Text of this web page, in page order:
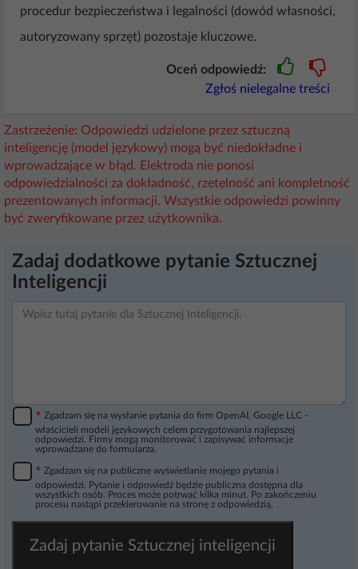
procedur bezpieczeństwa i legalności (dowód własności,
autoryzowany sprzęt) pozostaje kluczowe.
Oceń odpowiedź:
Zgłoś nielegalne treści
Zastrzeżenie: Odpowiedzi udzielone przez sztuczną
inteligencję (model językowy) mogą być niedokładne i
wprowadzające w błąd. Elektroda nie ponosi
odpowiedzialności za dokładność, rzetelność ani kompletność
prezentowanych informacji. Wszystkie odpowiedzi powinny
być zweryfikowane przez użytkownika.
Zadaj dodatkowe pytanie Sztucznej
Inteligencji
* Zgadzam się na wysłanie pytania do firm OpenAI, Google LLC -
właścicieli modeli językowych celem przygotowania najlepszej
odpowiedzi. Firmy mogą monitorować i zapisywać informacje
wprowadzane do formularza.
* Zgadzam się na publiczne wyświetlanie mojego pytania i
odpowiedzi. Pytanie i odpowiedź będzie publiczna dostępna dla
wszystkich osób. Proces może potrwać kilka minut. Po zakończeniu
procesu nastąpi przekierowanie na stronę z odpowiedzią.
Zadaj pytanie Sztucznej inteligencji